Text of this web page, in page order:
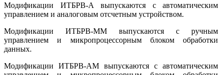
Модификации ИТБРВ-А выпускаются с автоматическим
управлением и аналоговым отсчетным устройством.
Модификации ИТБРВ-ММ выпускаются с ручным
управлением и микропроцессорным блоком обработки
данных.
Модификации ИТБРВ-АМ выпускаются с автоматическим